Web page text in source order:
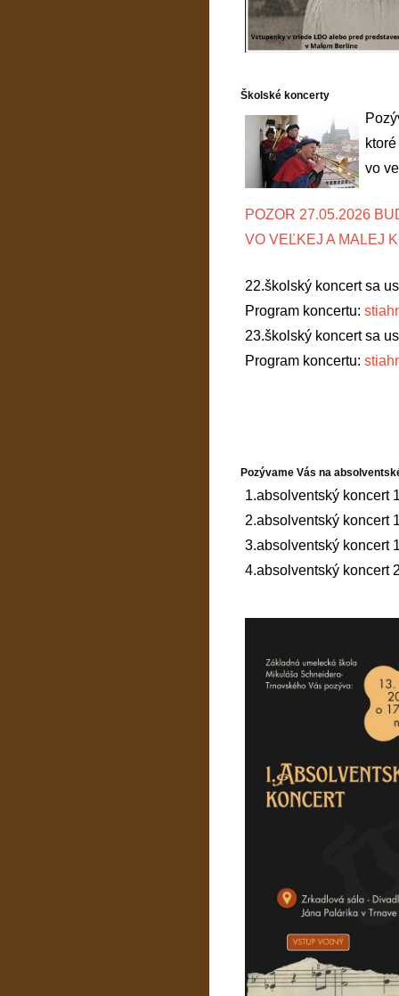
Školské koncerty
vo
POZOR 27.05.2026
VO VEĽKEJ A MALEJ
22.školský koncert sa
Program koncertu:
23.školský koncert sa
Program koncertu:
Pozývame Vás na
1.absolventský koncert
2.absolventský koncert
3.absolventský koncert
4.absolventský koncert